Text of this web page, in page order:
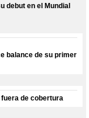
debut en el Mundial
balance de su primer
de cobertura